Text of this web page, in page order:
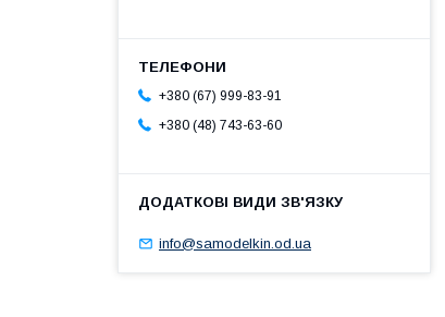
+380 (67) 999-83-91
+380 (48) 743-63-60
info@samodelkin.od.ua